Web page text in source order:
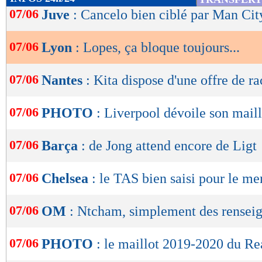
de
OK
07/06 Juve : Cancelo bien ciblé par Man
07/06 Lyon : Lopes, ça bloque toujours...
07/06 Nantes : Kita dispose d'une offre de
07/06 PHOTO : Liverpool dévoile son
07/06 Barça : de Jong attend encore de Ligt
07/06 Chelsea : le TAS bien saisi pour le
07/06 OM : Ntcham, simplement des
07/06 PHOTO : le maillot 2019-2020 du